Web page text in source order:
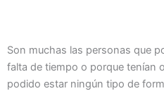
Son muchas las personas que
falta de tiempo o porque tenían
podido estar ningún tipo de